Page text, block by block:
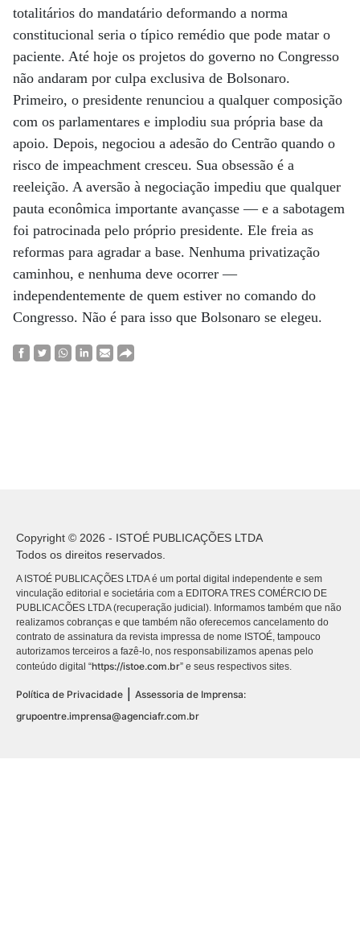
totalitários do mandatário deformando a norma
constitucional seria o típico remédio que pode matar o
paciente. Até hoje os projetos do governo no Congresso
não andaram por culpa exclusiva de Bolsonaro.
Primeiro, o presidente renunciou a qualquer composição
com os parlamentares e implodiu sua própria base da
apoio. Depois, negociou a adesão do Centrão quando o
risco de impeachment cresceu. Sua obsessão é a
reeleição. A aversão à negociação impediu que qualquer
pauta econômica importante avançasse — e a sabotagem
foi patrocinada pelo próprio presidente. Ele freia as
reformas para agradar a base. Nenhuma privatização
caminhou, e nenhuma deve ocorrer —
independentemente de quem estiver no comando do
Congresso. Não é para isso que Bolsonaro se elegeu.
Copyright © 2026 - ISTOÉ PUBLICAÇÕES LTDA
Todos os direitos reservados.
A ISTOÉ PUBLICAÇÕES LTDA é um portal digital independente e sem
vinculação editorial e societária com a EDITORA TRES COMÉRCIO DE
PUBLICACÕES LTDA (recuperação judicial). Informamos também que não
realizamos cobranças e que também não oferecemos cancelamento do
contrato de assinatura da revista impressa de nome ISTOÉ, tampouco
autorizamos terceiros a fazê-lo, nos responsabilizamos apenas pelo
conteúdo digital “https://istoe.com.br” e seus respectivos sites.
Política de Privacidade
Assessoria de Imprensa:
grupoentre.imprensa@agenciafr.com.br